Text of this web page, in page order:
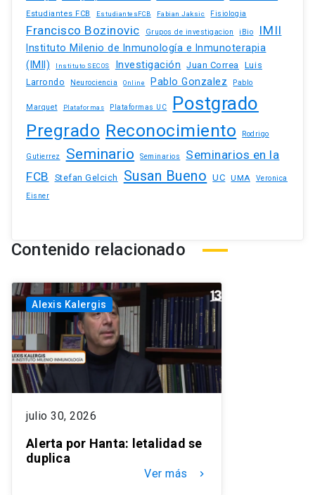
Estudiantes FCB EstudiantesFCB Fabian Jaksic Fisiologia
Francisco Bozinovic Grupos de investigacion iBio IMII
Instituto Milenio de Inmunología e Inmunoterapia
(IMII)
Instituto SECOS Investigación Juan Correa Luis
Larrondo
Neurociencia Online Pablo Gonzalez Pablo
Marquet Plataformas Plataformas UC Postgrado
Pregrado Reconocimiento Rodrigo
Gutierrez Seminario Seminarios
Seminarios en la
FCB
Stefan Gelcich Susan Bueno UC UMA
Veronica
Eisner
Contenido relacionado
Alexis Kalergis
julio 30, 2026
Alerta por Hanta: letalidad se
duplica
Ver más keyboard_arrow_right